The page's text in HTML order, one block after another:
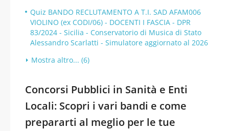
Quiz BANDO RECLUTAMENTO A T.I. SAD AFAM006
VIOLINO (ex CODI/06) - DOCENTI I FASCIA - DPR
83/2024 - Sicilia - Conservatorio di Musica di Stato
Alessandro Scarlatti - Simulatore aggiornato al 2026
Mostra altro... (6)
Concorsi Pubblici in Sanità e Enti
Locali: Scopri i vari bandi e come
prepararti al meglio per le tue